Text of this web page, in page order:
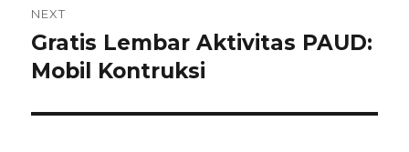
NEXT
Next
post:
Gratis Lembar Aktivitas PAUD:
Mobil Kontruksi